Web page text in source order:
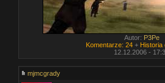
Autor: P3Pe
Komentarze: 24 + Historia
12.12.2006 -
mjmcgrady